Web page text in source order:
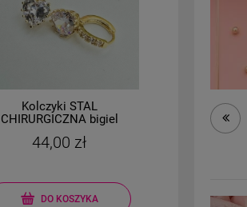
Kolczyki STAL
CHIRURGICZNA bigiel
jasne złoto
44,00 zł
DO KOSZYKA